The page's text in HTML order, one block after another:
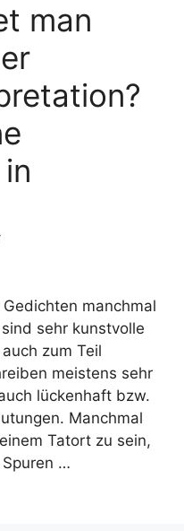
man
manchmal
sehr kunstvolle
zum Teil
meistens sehr
lückenhaft bzw.
Manchmal
Tatort zu sein,
…